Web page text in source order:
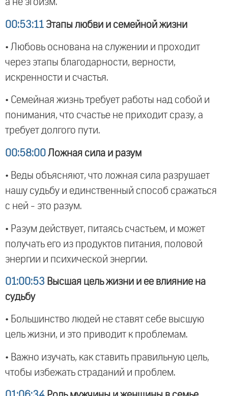
а не эгоизм.
00:53:11 Этапы любви и семейной жизни
• Любовь основана на служении и проходит
через этапы благодарности, верности,
искренности и счастья.
• Семейная жизнь требует работы над собой и
понимания, что счастье не приходит сразу, а
требует долгого пути.
00:58:00 Ложная сила и разум
• Веды объясняют, что ложная сила разрушает
нашу судьбу и единственный способ сражаться
с ней - это разум.
• Разум действует, питаясь счастьем, и может
получать его из продуктов питания, половой
энергии и психической энергии.
01:00:53 Высшая цель жизни и ее влияние на
судьбу
• Большинство людей не ставят себе высшую
цель жизни, и это приводит к проблемам.
• Важно изучать, как ставить правильную цель,
чтобы избежать страданий и проблем.